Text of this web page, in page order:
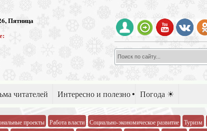
Пятница
читателей Интересно и полезно Погода ☀
проекты Работа власти Социально-экономическое развитие Туризм